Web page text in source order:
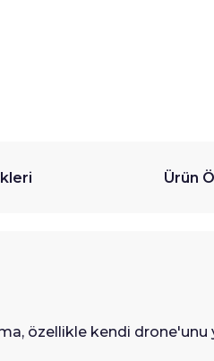
Ürün
özellikle kendi